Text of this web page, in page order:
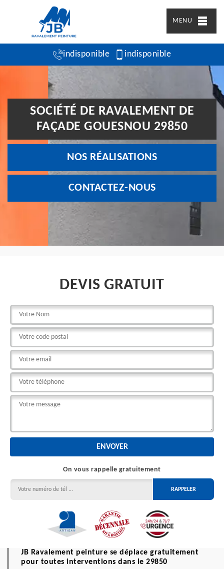
MENU
indisponible indisponible
SOCIÉTÉ DE RAVALEMENT DE
FAÇADE GOUESNOU 29850
NOS RÉALISATIONS
CONTACTEZ-NOUS
DEVIS GRATUIT
On vous rappelle gratuitement
JB Ravalement peinture se déplace gratuitement
pour toutes interventions dans le 29850